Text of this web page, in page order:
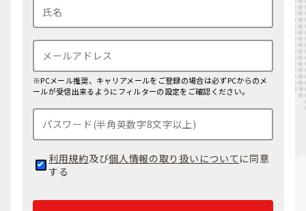
※PCメール推奨、キャリアメールをご登録の場合は必ずPCからのメ
ールが受信出来るようにフィルターの設定をご確認ください。
利用規約及び個人情報の取り扱いについて に同意
する